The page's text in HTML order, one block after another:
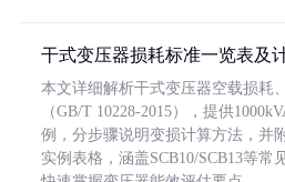
干式变压器损耗标准一览表及
本文详细解析干式变压器空载损耗
（GB/T 10228-2015），提供
例，分步骤说明变损计算方法，并
实例表格，涵盖SCB10/SCB13等常